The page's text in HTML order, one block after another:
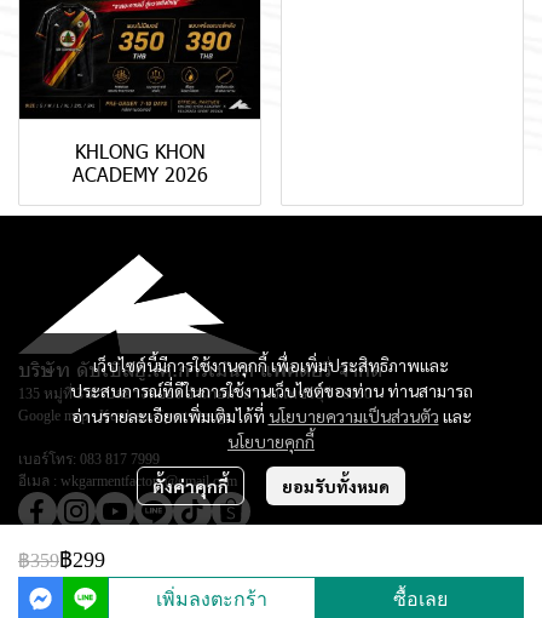
KHLONG KHON
ACADEMY 2026
฿359฿299
เพิ่มลงตะกร้า ซื้อเลย
เว็บไซต์นี้มีการใช้งานคุกกี้ เพื่อเพิ่มประสิทธิภาพและ
ประสบการณ์ที่ดีในการใช้งานเว็บไซต์ของท่าน ท่านสามารถ
อ่านรายละเอียดเพิ่มเติมได้ที่ นโยบายความเป็นส่วนตัว และ
นโยบายคุกกี้
ตั้งค่าคุกกี้ ยอมรับทั้งหมด
บริษัท ดับเบิลยู.เค.การ์เม้นท์ แฟคตอรี่ จำกัด
135 หมู่ที่ 3 ตำบลยางหย่อง อำเภอท่ายาง จ.เพชรบุรี 76130
Google map : Keadsara Sport Design
เบอร์โทร: 083 817 7999
อีเมล : wkgarmentfactory@gmail.com
© Copyright 2026 All Rights Reserved.